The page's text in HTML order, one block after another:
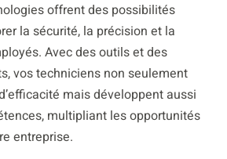
offrent des possibilités
la sécurité, la précision et la
Avec des outils et des
vos techniciens non seulement
mais développent aussi
multipliant les opportunités
entreprise.